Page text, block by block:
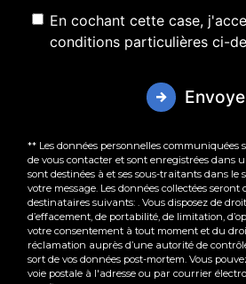
En cochant cette case,
conditions particulières ci-
** Les données personnelles communiquées
de vous contacter et sont enregistrées dans
sont destinées à et ses sous-traitants dans le
votre message. Les données collectées
destinataires suivants: . Vous disposez de
d’effacement, de portabilité, de limitation,
votre consentement à tout moment et du
réclamation auprès d’une autorité de
sort de vos données post-mortem. Vous
voie postale à l'adresse ou par courrier